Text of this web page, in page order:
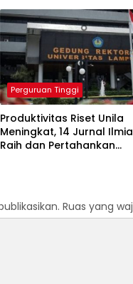
Perguruan Tinggi
Produktivitas Riset Unila
Meningkat, 14 Jurnal
Raih dan Pertahankan
Ruas yang